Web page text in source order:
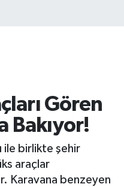
Gören
Bakıyor!
ile birlikte şehir
araçlar
Karavana benzeyen